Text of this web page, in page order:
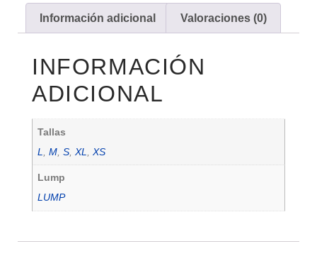
Información adicional Valoraciones (0)
INFORMACIÓN
ADICIONAL
Tallas
L
,M ,S ,XL ,XS
Lump
LUMP